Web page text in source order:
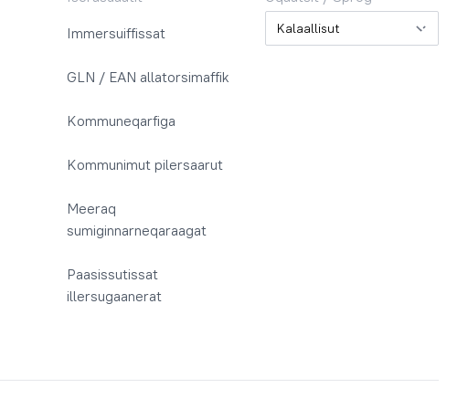
Immersuiffissat
GLN / EAN allatorsimaffik
Kommuneqarfiga
Kommunimut pilersaarut
Meeraq
sumiginnarneqaraagat
Paasissutissat
illersugaanerat
Oqaatsit / Sprog